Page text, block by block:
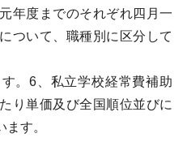
年度までのそれぞれ四月一
ついて、職種別に区分して
。6、私立学校経常費補助
り単価及び全国順位並びに
す。